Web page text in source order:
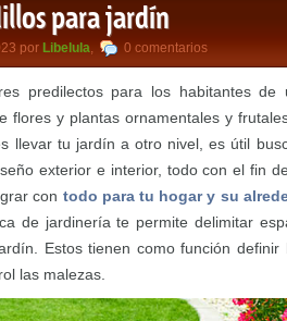
para jardín
por Libelula 0 comentarios
predilectos para los habitantes de
flores y plantas ornamentales y
llevar tu jardín a otro nivel, es útil
exterior e interior, todo con el fin
con todo para tu hogar y su
de jardinería te permite delimitar
Estos tienen como función
las malezas.